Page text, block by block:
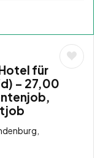
für
– 27,00